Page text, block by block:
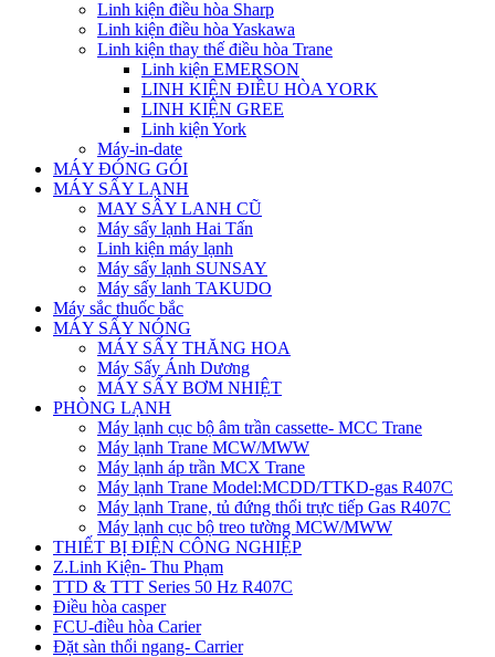
Linh kiện điều hòa Sharp
Linh kiện điều hòa Yaskawa
Linh kiện thay thế điều hòa Trane
Linh kiện EMERSON
LINH KIỆN ĐIỀU HÒA YORK
LINH KIỆN GREE
Linh kiện York
Máy-in-date
MÁY ĐÓNG GÓI
MÁY SẤY LẠNH
MAY SÂY LANH CŨ
Máy sấy lạnh Hai Tấn
Linh kiện máy lạnh
Máy sấy lạnh SUNSAY
Máy sấy lanh TAKUDO
Máy sắc thuốc bắc
MÁY SẤY NÓNG
MÁY SẤY THĂNG HOA
Máy Sấy Ánh Dương
MÁY SẤY BƠM NHIỆT
PHÒNG LẠNH
Máy lạnh cục bộ âm trần cassette- MCC Trane
Máy lạnh Trane MCW/MWW
Máy lạnh áp trần MCX Trane
Máy lạnh Trane Model:MCDD/TTKD-gas R407C
Máy lạnh Trane, tủ đứng thổi trực tiếp Gas R407C
Máy lạnh cục bộ treo tường MCW/MWW
THIẾT BỊ ĐIỆN CÔNG NGHIỆP
Z.Linh Kiện- Thu Phạm
TTD & TTT Series 50 Hz R407C
Điều hòa casper
FCU-điều hòa Carier
Đặt sàn thổi ngang- Carrier